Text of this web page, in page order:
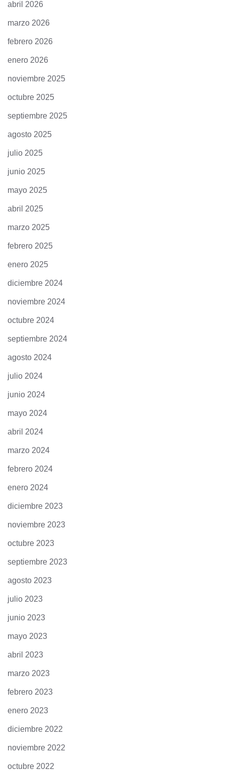
abril 2026
marzo 2026
febrero 2026
enero 2026
noviembre 2025
octubre 2025
septiembre 2025
agosto 2025
julio 2025
junio 2025
mayo 2025
abril 2025
marzo 2025
febrero 2025
enero 2025
diciembre 2024
noviembre 2024
octubre 2024
septiembre 2024
agosto 2024
julio 2024
junio 2024
mayo 2024
abril 2024
marzo 2024
febrero 2024
enero 2024
diciembre 2023
noviembre 2023
octubre 2023
septiembre 2023
agosto 2023
julio 2023
junio 2023
mayo 2023
abril 2023
marzo 2023
febrero 2023
enero 2023
diciembre 2022
noviembre 2022
octubre 2022